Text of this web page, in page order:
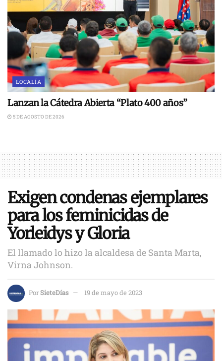
LOCALÍA
Lanzan la Cátedra Abierta “Plato 400 años”
5 DE AGOSTO DE 2026
Exigen condenas ejemplares
para los feminicidas de
Yorleidys y Gloria
El llamado lo hizo la alcaldesa de Santa Marta,
Virna Johnson.
PorSieteDías 19 de mayo de 2023